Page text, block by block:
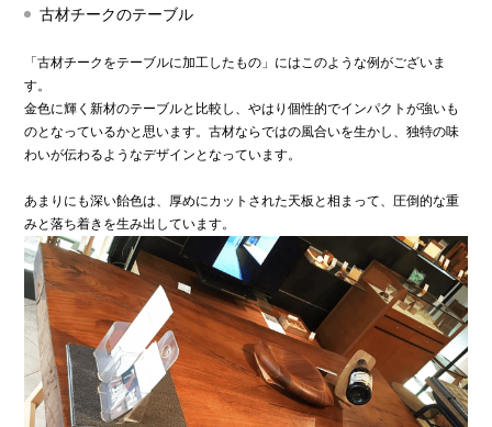
古材チークのテーブル
「古材チークをテーブルに加工したもの」にはこのような例がございま
す。
金色に輝く新材のテーブルと比較し、やはり個性的でインパクトが強いも
のとなっているかと思います。古材ならではの風合いを生かし、独特の味
わいが伝わるようなデザインとなっています。
あまりにも深い飴色は、厚めにカットされた天板と相まって、圧倒的な重
みと落ち着きを生み出しています。